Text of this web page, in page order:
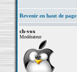
Revenir en haut de page
ch-vox
Modérateur